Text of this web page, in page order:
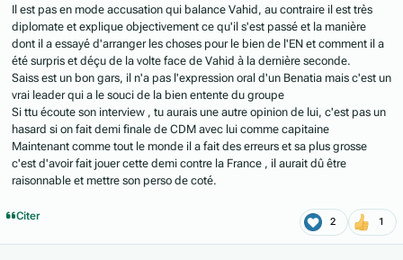
Il est pas en mode accusation qui balance Vahid, au contraire il est très
diplomate et explique objectivement ce qu'il s'est passé et la manière
dont il a essayé d'arranger les choses pour le bien de l'EN et comment il a
été surpris et déçu de la volte face de Vahid à la dernière seconde.
Saiss est un bon gars, il n'a pas l'expression oral d'un Benatia mais c'est un
vrai leader qui a le souci de la bien entente du groupe
Si ttu écoute son interview , tu aurais une autre opinion de lui, c'est pas un
hasard si on fait demi finale de CDM avec lui comme capitaine
Maintenant comme tout le monde il a fait des erreurs et sa plus grosse
c'est d'avoir fait jouer cette demi contre la France , il aurait dû être
raisonnable et mettre son perso de coté.
Citer 2 1